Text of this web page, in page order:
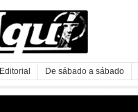
Editorial De sábado a sábado